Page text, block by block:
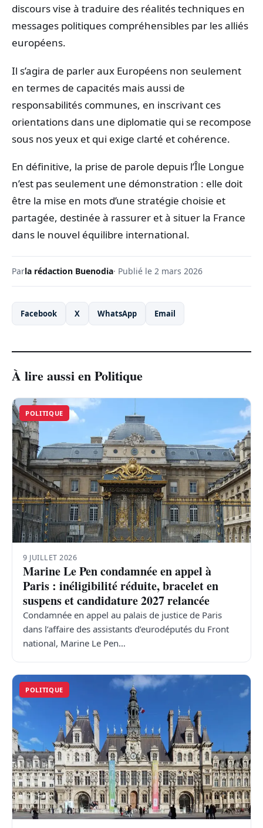
discours vise à traduire des réalités techniques en
messages politiques compréhensibles par les alliés
européens.
Il s’agira de parler aux Européens non seulement
en termes de capacités mais aussi de
responsabilités communes, en inscrivant ces
orientations dans une diplomatie qui se recompose
sous nos yeux et qui exige clarté et cohérence.
En définitive, la prise de parole depuis l’Île Longue
n’est pas seulement une démonstration : elle doit
être la mise en mots d’une stratégie choisie et
partagée, destinée à rassurer et à situer la France
dans le nouvel équilibre international.
Parla rédaction Buenodia· Publié le 2 mars 2026
Facebook X WhatsApp Email
À lire aussi en Politique
POLITIQUE
9 JUILLET 2026
Marine Le Pen condamnée en appel à
Paris : inéligibilité réduite, bracelet en
suspens et candidature 2027 relancée
Condamnée en appel au palais de justice de Paris
dans l’affaire des assistants d’eurodéputés du Front
national, Marine Le Pen…
POLITIQUE